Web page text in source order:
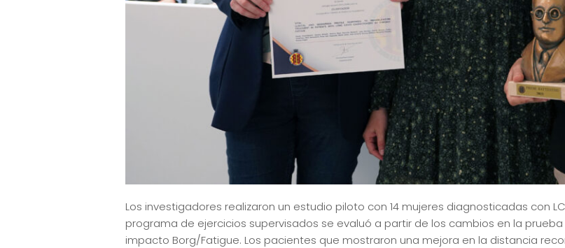
Los investigadores realizaron un estudio piloto con 14 mujeres diagnosticadas con
programa de ejercicios supervisados se evaluó a partir de los cambios en la
impacto Borg/Fatigue. Los pacientes que mostraron una mejora en la distancia